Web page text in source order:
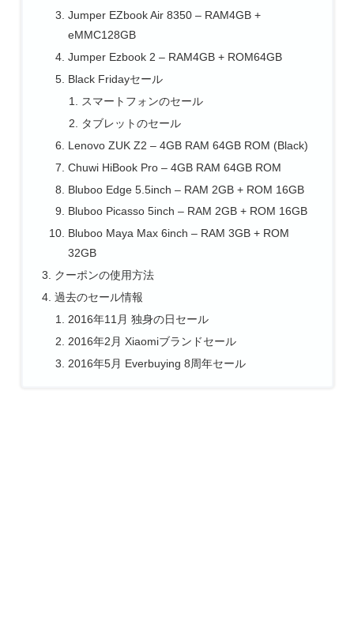
Jumper EZbook Air 8350 – RAM4GB +
eMMC128GB
Jumper Ezbook 2 – RAM4GB + ROM64GB
Black Fridayセール
スマートフォンのセール
タブレットのセール
Lenovo ZUK Z2 – 4GB RAM 64GB ROM (Black)
Chuwi HiBook Pro – 4GB RAM 64GB ROM
Bluboo Edge 5.5inch – RAM 2GB + ROM 16GB
Bluboo Picasso 5inch – RAM 2GB + ROM 16GB
Bluboo Maya Max 6inch – RAM 3GB + ROM
32GB
クーポンの使用方法
過去のセール情報
2016年11月 独身の日セール
2016年2月 Xiaomiブランドセール
2016年5月 Everbuying 8周年セール